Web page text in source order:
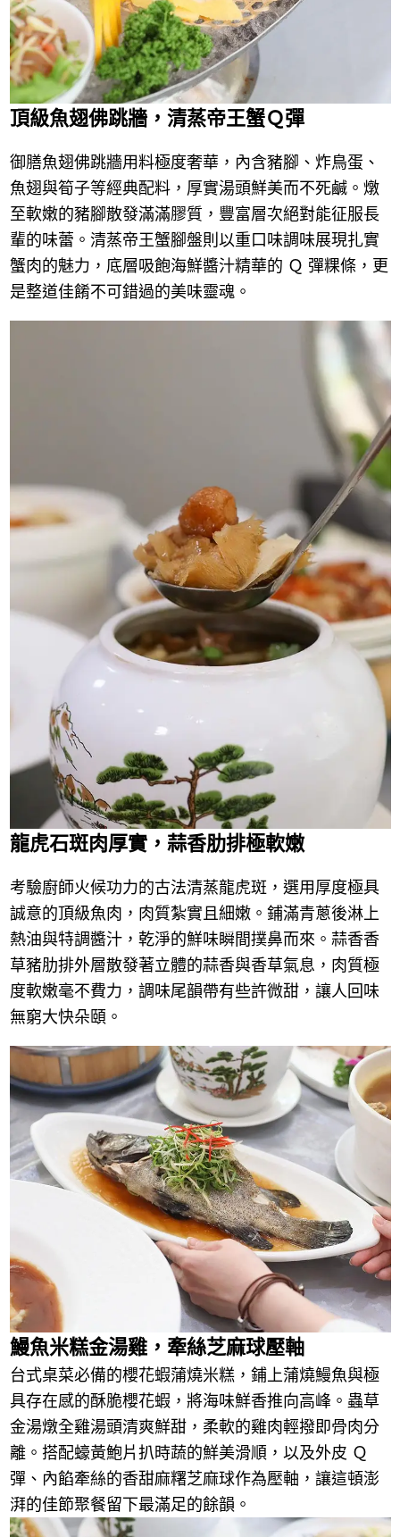
頂級魚翅佛跳牆，清蒸帝王蟹Ｑ彈
御膳魚翅佛跳牆用料極度奢華，內含豬腳、炸鳥蛋、
魚翅與筍子等經典配料，厚實湯頭鮮美而不死鹹。燉
至軟嫩的豬腳散發滿滿膠質，豐富層次絕對能征服長
輩的味蕾。清蒸帝王蟹腳盤則以重口味調味展現扎實
蟹肉的魅力，底層吸飽海鮮醬汁精華的 Ｑ 彈粿條，更
是整道佳餚不可錯過的美味靈魂。
龍虎石斑肉厚實，蒜香肋排極軟嫩
考驗廚師火候功力的古法清蒸龍虎斑，選用厚度極具
誠意的頂級魚肉，肉質紮實且細嫩。鋪滿青蔥後淋上
熱油與特調醬汁，乾淨的鮮味瞬間撲鼻而來。蒜香香
草豬肋排外層散發著立體的蒜香與香草氣息，肉質極
度軟嫩毫不費力，調味尾韻帶有些許微甜，讓人回味
無窮大快朵頤。
鰻魚米糕金湯雞，牽絲芝麻球壓軸
台式桌菜必備的櫻花蝦蒲燒米糕，鋪上蒲燒鰻魚與極
具存在感的酥脆櫻花蝦，將海味鮮香推向高峰。蟲草
金湯燉全雞湯頭清爽鮮甜，柔軟的雞肉輕撥即骨肉分
離。搭配蠔黃鮑片扒時蔬的鮮美滑順，以及外皮 Ｑ
彈、內餡牽絲的香甜麻糬芝麻球作為壓軸，讓這頓澎
湃的佳節聚餐留下最滿足的餘韻。